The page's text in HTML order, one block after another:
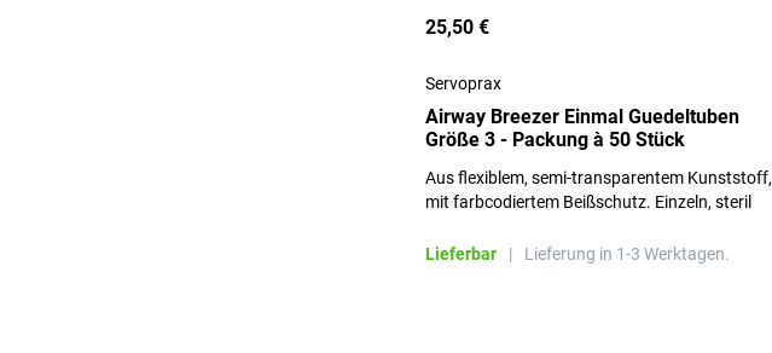
25,50 €
Servoprax
Airway Breezer Einmal Guedeltuben
Größe 3 - Packung à 50 Stück
Aus flexiblem, semi-transparentem Kunststoff,
mit farbcodiertem Beißschutz. Einzeln, steril
Lieferbar
| Lieferung in 1-3 Werktagen.